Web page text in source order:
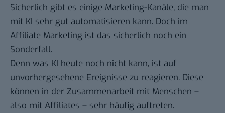
Sicherlich gibt es einige Marketing-Kanäle, die man
mit KI sehr gut automatisieren kann. Doch im
Affiliate Marketing ist das sicherlich noch ein
Sonderfall.
Denn was KI heute noch nicht kann, ist auf
unvorhergesehene Ereignisse zu reagieren. Diese
können in der Zusammenarbeit mit Menschen –
also mit Affiliates – sehr häufig auftreten.